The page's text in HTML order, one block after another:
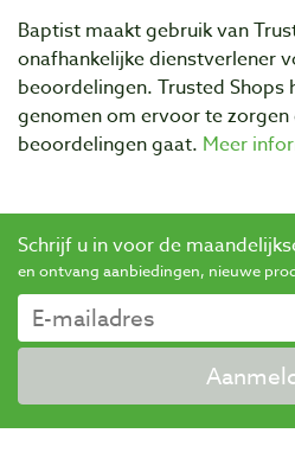
Baptist maakt gebruik van
onafhankelijke dienstverlener
beoordelingen. Trusted Shops
genomen om ervoor te
beoordelingen gaat. Meer
Schrijf u in voor de
en ontvang aanbiedingen, nieuwe